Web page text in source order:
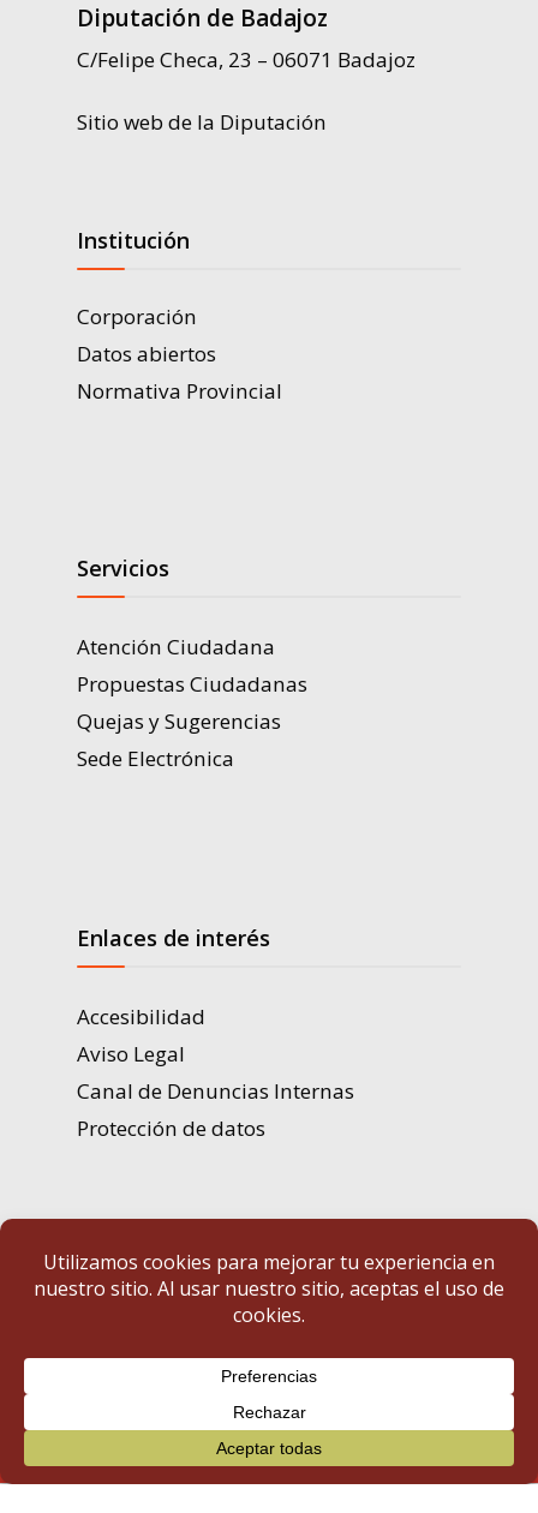
Diputación de Badajoz
C/Felipe Checa, 23 – 06071 Badajoz
Sitio web de la Diputación
Institución
Corporación
Datos abiertos
Normativa Provincial
Servicios
Atención Ciudadana
Propuestas Ciudadanas
Quejas y Sugerencias
Sede Electrónica
Enlaces de interés
Accesibilidad
Aviso Legal
Canal de Denuncias Internas
Protección de datos
Portal de Transparencia | Diputación de Badajoz